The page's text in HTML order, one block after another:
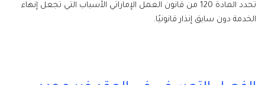
تحدد المادة 120 من قانون العمل الإماراتي الأسباب التي تجعل إنهاء
الخدمة دون سابق إنذار قانونيًا.